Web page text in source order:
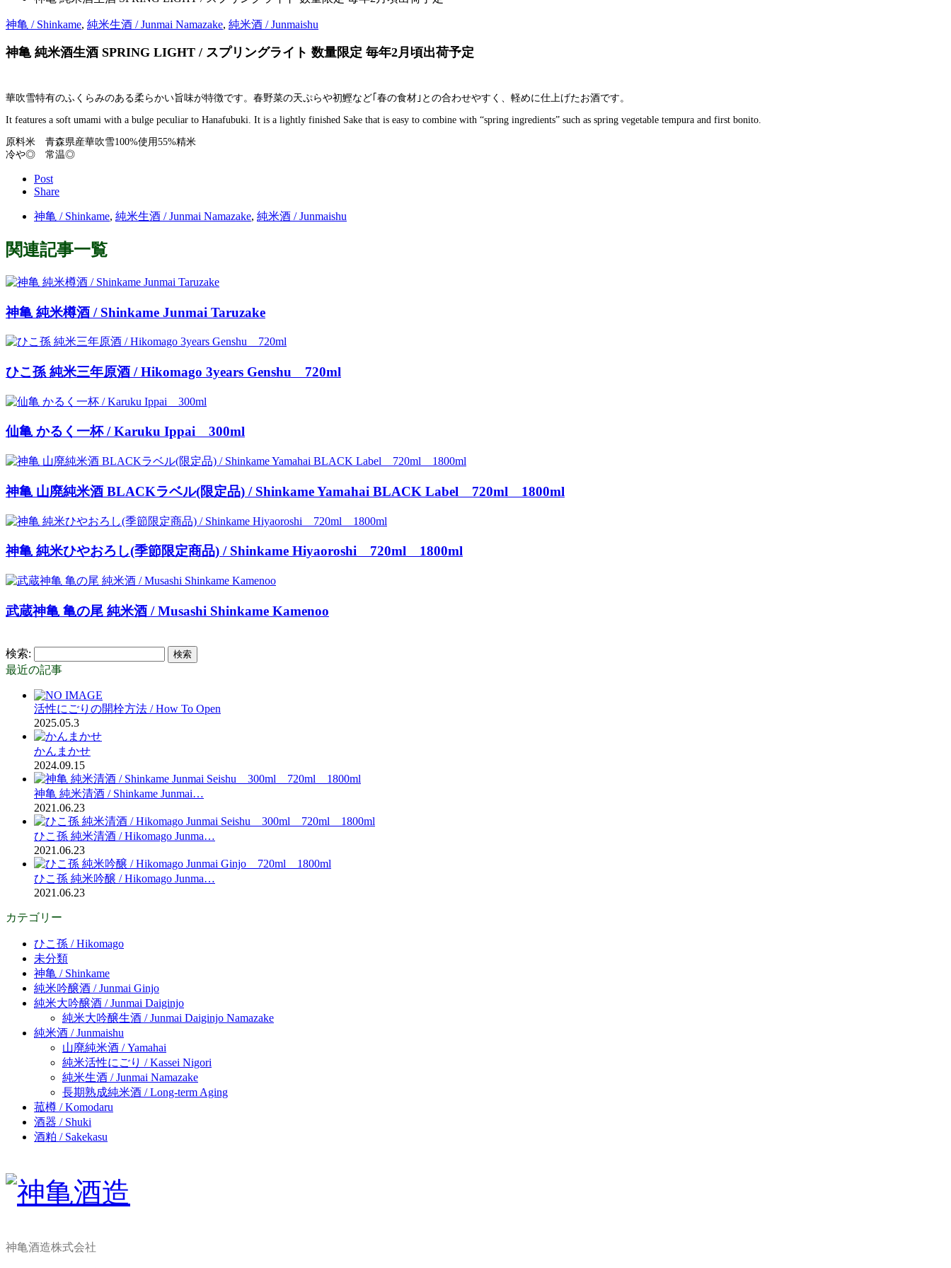
神亀 / Shinkame, 純米生酒 / Junmai Namazake, 純米酒 / Junmaishu
神亀 純米酒生酒 SPRING LIGHT / スプリングライト 数量限定 毎年2月頃出荷予定
華吹雪特有のふくらみのある柔らかい旨味が特徴です。春野菜の天ぷらや初鰹など｢春の食材｣との合わせやすく、軽めに仕上げたお酒です。
It features a soft umami with a bulge peculiar to Hanafubuki. It is a lightly finished Sake that is easy to combine with “spring ingredients” such as spring vegetable tempura and first bonito.
原料米 青森県産華吹雪100%使用55%精米
冷や◎ 常温◎
Post
Share
神亀 / Shinkame, 純米生酒 / Junmai Namazake, 純米酒 / Junmaishu
関連記事一覧
神亀 純米樽酒 / Shinkame Junmai Taruzake
ひこ孫 純米三年原酒 / Hikomago 3years Genshu 720ml
仙亀 かるく一杯 / Karuku Ippai 300ml
神亀 山廃純米酒 BLACKラベル(限定品) / Shinkame Yamahai BLACK Label 720ml 1800ml
神亀 純米ひやおろし(季節限定商品) / Shinkame Hiyaoroshi 720ml 1800ml
武蔵神亀 亀の尾 純米酒 / Musashi Shinkame Kamenoo
検索:
最近の記事
活性にごりの開栓方法 / How To Open
2025.05.3
かんまかせ
2024.09.15
神亀 純米清酒 / Shinkame Junmai…
2021.06.23
ひこ孫 純米清酒 / Hikomago Junma…
2021.06.23
ひこ孫 純米吟醸 / Hikomago Junma…
2021.06.23
カテゴリー
ひこ孫 / Hikomago
未分類
神亀 / Shinkame
純米吟醸酒 / Junmai Ginjo
純米大吟醸酒 / Junmai Daiginjo
純米大吟醸生酒 / Junmai Daiginjo Namazake
純米酒 / Junmaishu
山廃純米酒 / Yamahai
純米活性にごり / Kassei Nigori
純米生酒 / Junmai Namazake
長期熟成純米酒 / Long-term Aging
菰樽 / Komodaru
酒器 / Shuki
酒粕 / Sakekasu
神亀酒造株式会社